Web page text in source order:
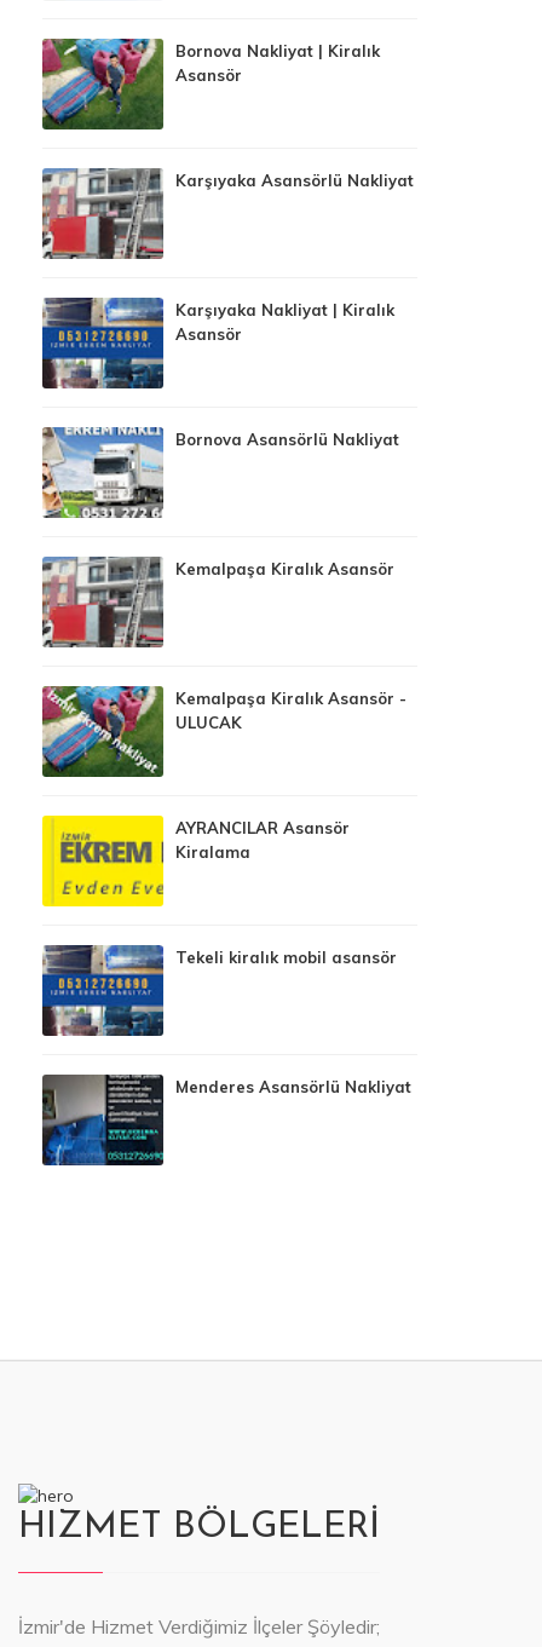
Bornova Nakliyat | Kiralık
Asansör
Karşıyaka Asansörlü Nakliyat
Karşıyaka Nakliyat | Kiralık
Asansör
Bornova Asansörlü Nakliyat
Kemalpaşa Kiralık Asansör
Kemalpaşa Kiralık Asansör -
ULUCAK
AYRANCILAR Asansör
Kiralama
Tekeli kiralık mobil asansör
Menderes Asansörlü Nakliyat
HIZMET BÖLGELERİ
İzmir'de Hizmet Verdiğimiz İlçeler Şöyledir;